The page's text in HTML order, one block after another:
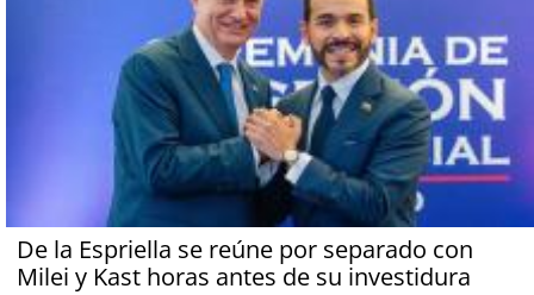
De la Espriella se reúne por separado con
Milei y Kast horas antes de su investidura